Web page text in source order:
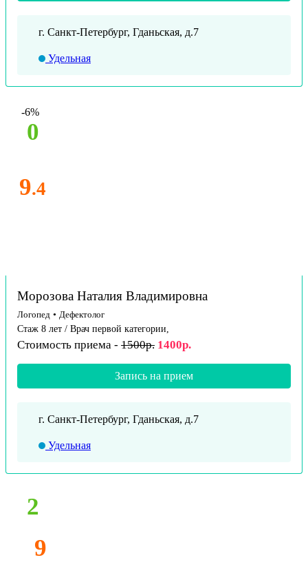
г. Санкт-Петербург, Гданьская, д.7
Удельная
-6%
0
9.4
Морозова Наталия Владимировна
Логопед • Дефектолог
Стаж 8 лет / Врач первой категории,
Стоимость приема - 1500р. 1400р.
Запись на прием
г. Санкт-Петербург, Гданьская, д.7
Удельная
2
9